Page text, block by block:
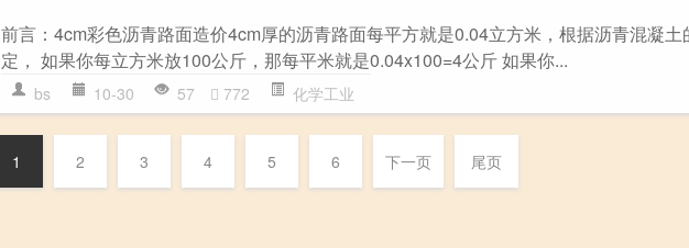
前言：4cm彩色沥青路面造价4cm厚的沥青路面每平方就是0.04立方米，根据沥青混凝土
定， 如果你每立方米放100公斤，那每平米就是0.04x100=4公斤 如果你...
bs 10-30 57 772 化学工业
1 2 3 4 5 6 下一页 尾页